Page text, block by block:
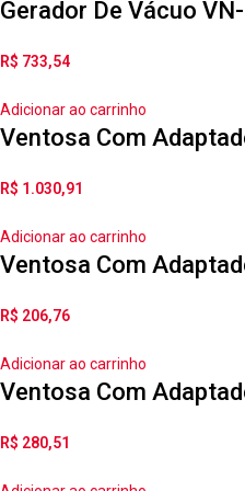
Gerador De Vácuo
R$ 733,54
Adicionar ao carrinho
Ventosa Com
R$ 1.030,91
Adicionar ao carrinho
Ventosa Com
R$ 206,76
Adicionar ao carrinho
Ventosa Com
R$ 280,51